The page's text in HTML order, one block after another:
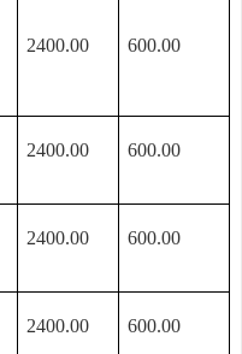
2400.00 600.00
2400.00 600.00
2400.00 600.00
2400.00 600.00